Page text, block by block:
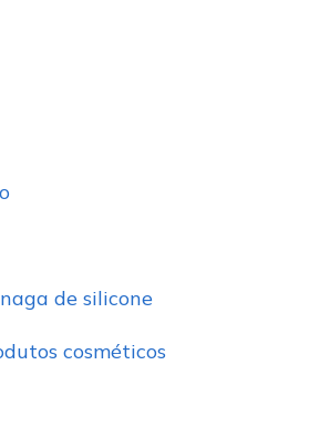
de silicone
cosméticos